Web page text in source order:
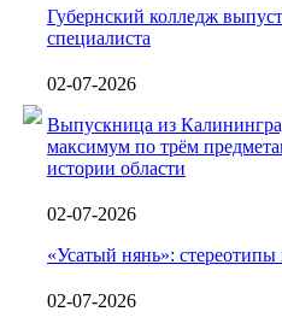
Губернский колледж
специалиста
02-07-2026
Выпускница из
максимум по трём
истории области
02-07-2026
«Усатый нянь»: стереотипы
02-07-2026